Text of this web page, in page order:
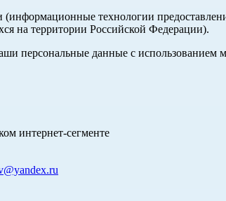
технологии
на территории Российской Федерации).
персональные данные с использованием
интернет-сегменте